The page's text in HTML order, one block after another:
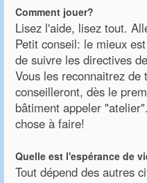
Comment jouer?
Lisez l'aide, lisez tout.
Petit conseil: le mieux
de suivre les directives
Vous les reconnaitrez
conseilleront, dès le
bâtiment appeler
chose à faire!
Quelle est l'espérance de
Tout dépend des autres